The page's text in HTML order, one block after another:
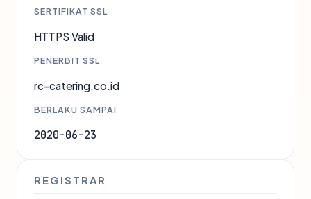
SERTIFIKAT SSL
HTTPS Valid
PENERBIT SSL
rc-catering.co.id
BERLAKU SAMPAI
2020-06-23
REGISTRAR